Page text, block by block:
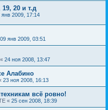
20 и т.д
янв 2009, 17:14
09 янв 2009, 03:51
« 24 ноя 2008, 13:47
Алабино
23 ноя 2008, 16:13
всё ровно!
« 25 сен 2008, 18:39